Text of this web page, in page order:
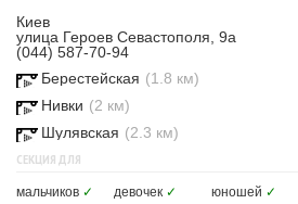
Киев
улица Героев Севастополя, 9а
(044) 587-70-94
Берестейская (1.8 км)
Нивки (2 км)
Шулявская (2.3 км)
СЕКЦИЯ ДЛЯ
мальчиков ✓ девочек ✓ юношей ✓